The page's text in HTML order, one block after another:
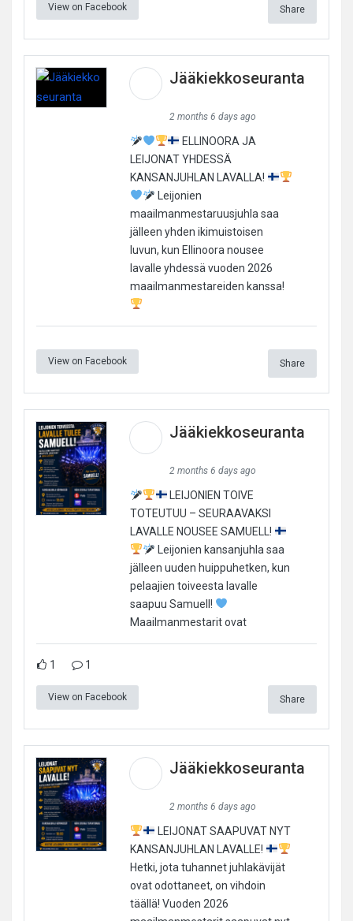
View on Facebook Share
Jääkiekkoseuranta
2 months 6 days ago
ELLINOORA JA
LEIJONAT YHDESSÄ
KANSANJUHLAN LAVALLA!
Leijonien
maailmanmestaruusjuhla saa
jälleen yhden ikimuistoisen
luvun, kun Ellinoora nousee
lavalle yhdessä vuoden 2026
maailmanmestareiden kanssa!
View on Facebook Share
Jääkiekkoseuranta
2 months 6 days ago
LEIJONIEN TOIVE
TOTEUTUU – SEURAAVAKSI
LAVALLE NOUSEE SAMUELL!
Leijonien kansanjuhla saa
jälleen uuden huippuhetken, kun
pelaajien toiveesta lavalle
saapuu Samuell!
Maailmanmestarit ovat
1 1
View on Facebook Share
Jääkiekkoseuranta
2 months 6 days ago
LEIJONAT SAAPUVAT NYT
KANSANJUHLAN LAVALLE!
Hetki, jota tuhannet juhlakävijät
ovat odottaneet, on vihdoin
täällä! Vuoden 2026